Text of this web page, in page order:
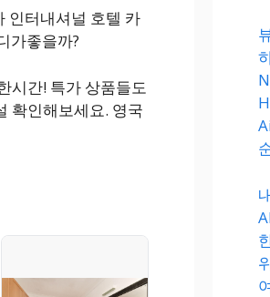
인터내셔널 호텔 카
가좋을까?
시간! 특가 상품들도
확인해보세요. 영국